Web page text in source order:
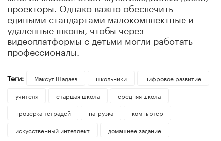
проекторы. Однако важно обеспечить
едиными стандартами малокомплектные и
удаленные школы, чтобы через
видеоплатформы с детьми могли работать
профессионалы.
Теги: Максут Шадаев школьники
цифровое развитие
учителя
старшая школа
средняя школа
проверка тетрадей
нагрузка
компьютер
искусственный интеллект
домашнее задание